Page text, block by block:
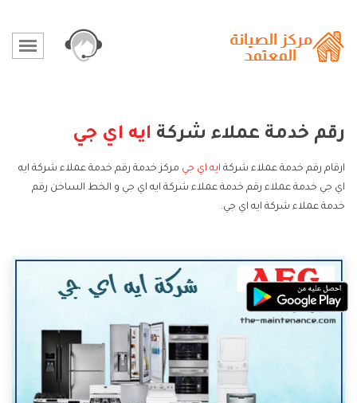
رقم خدمة عملاء شركة ايه اي جي
ارقام رقم خدمة عملاء شركة ايه اي جي مركز خدمة رقم خدمة عملاء شركة ايه
اي جي خدمة عملاء رقم خدمة عملاء شركة ايه اي جي و الخط الساخن رقم
خدمة عملاء شركة ايه اي جي.